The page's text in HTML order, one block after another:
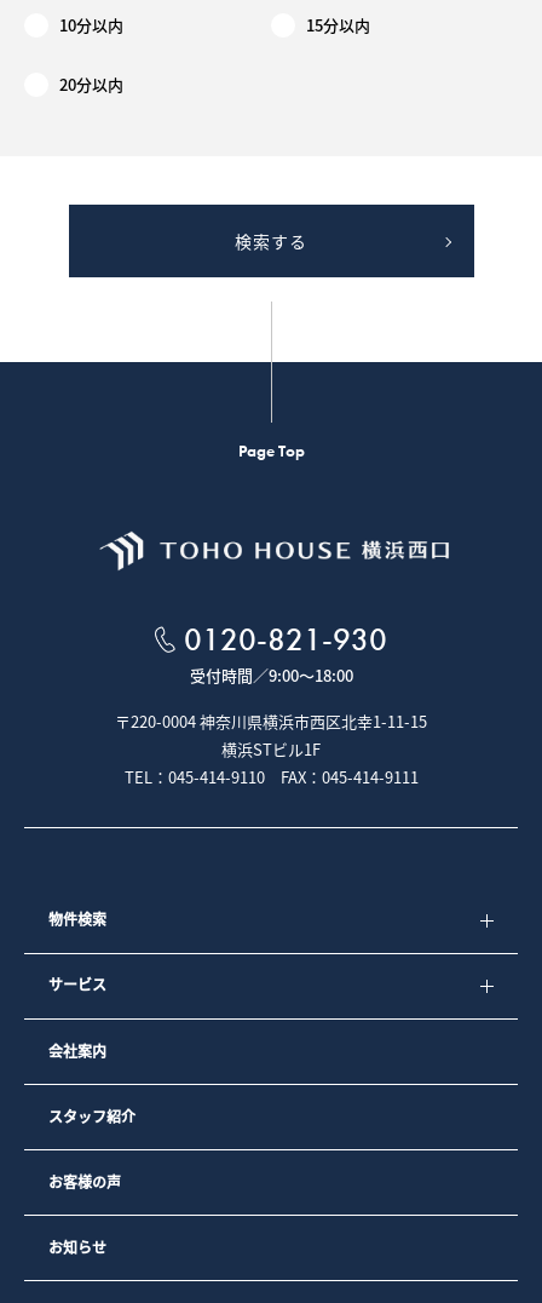
10分以内 15分以内
20分以内
検索する
Page Top
0120-821-930
受付時間／9:00～18:00
〒220-0004 神奈川県横浜市西区北幸1-11-15
横浜STビル1F
TEL：045-414-9110 FAX：045-414-9111
物件検索
サービス
会社案内
スタッフ紹介
お客様の声
お知らせ